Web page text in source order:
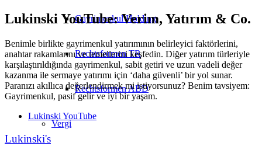
Gayrimenkul Holding
Rechtsformen TR
Rechtsformen ABD
Vergi
Lukinski YouTube: Verim, Yatırım & Co.
Benimle birlikte gayrimenkul yatırımının belirleyici faktörlerini,
anahtar rakamlarını ve temellerini keşfedin. Diğer yatırım türleriyle
karşılaştırıldığında gayrimenkul, sabit getiri ve uzun vadeli değer
kazanma ile sermaye yatırımı için ‘daha güvenli’ bir yol sunar.
Paranızı akıllıca değerlendirmek mi istiyorsunuz? Benim tavsiyem:
Gayrimenkul, pasif gelir ve iyi bir yaşam.
Lukinski YouTube
Lukinski's